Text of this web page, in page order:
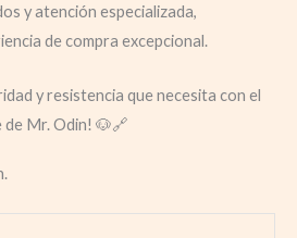
y atención especializada,
de compra excepcional.
y resistencia que necesita con el
Mr. Odin! 🐶🔗